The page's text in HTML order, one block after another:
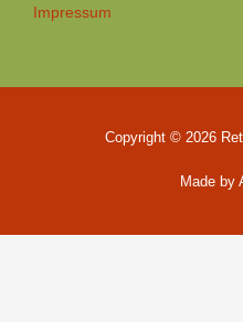
Impressum
Copyright © 2026
Made by